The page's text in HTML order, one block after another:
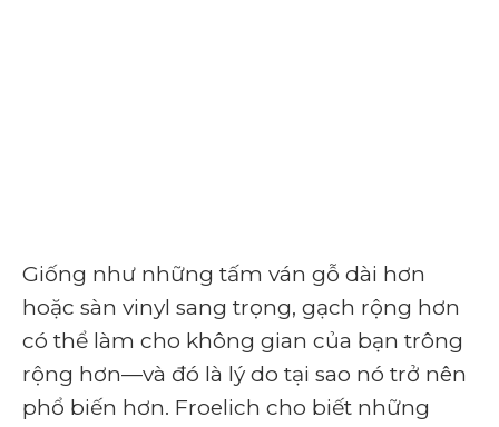
Giống như những tấm ván gỗ dài hơn
hoặc sàn vinyl sang trọng, gạch rộng hơn
có thể làm cho không gian của bạn trông
rộng hơn—và đó là lý do tại sao nó trở nên
phổ biến hơn. Froelich cho biết những